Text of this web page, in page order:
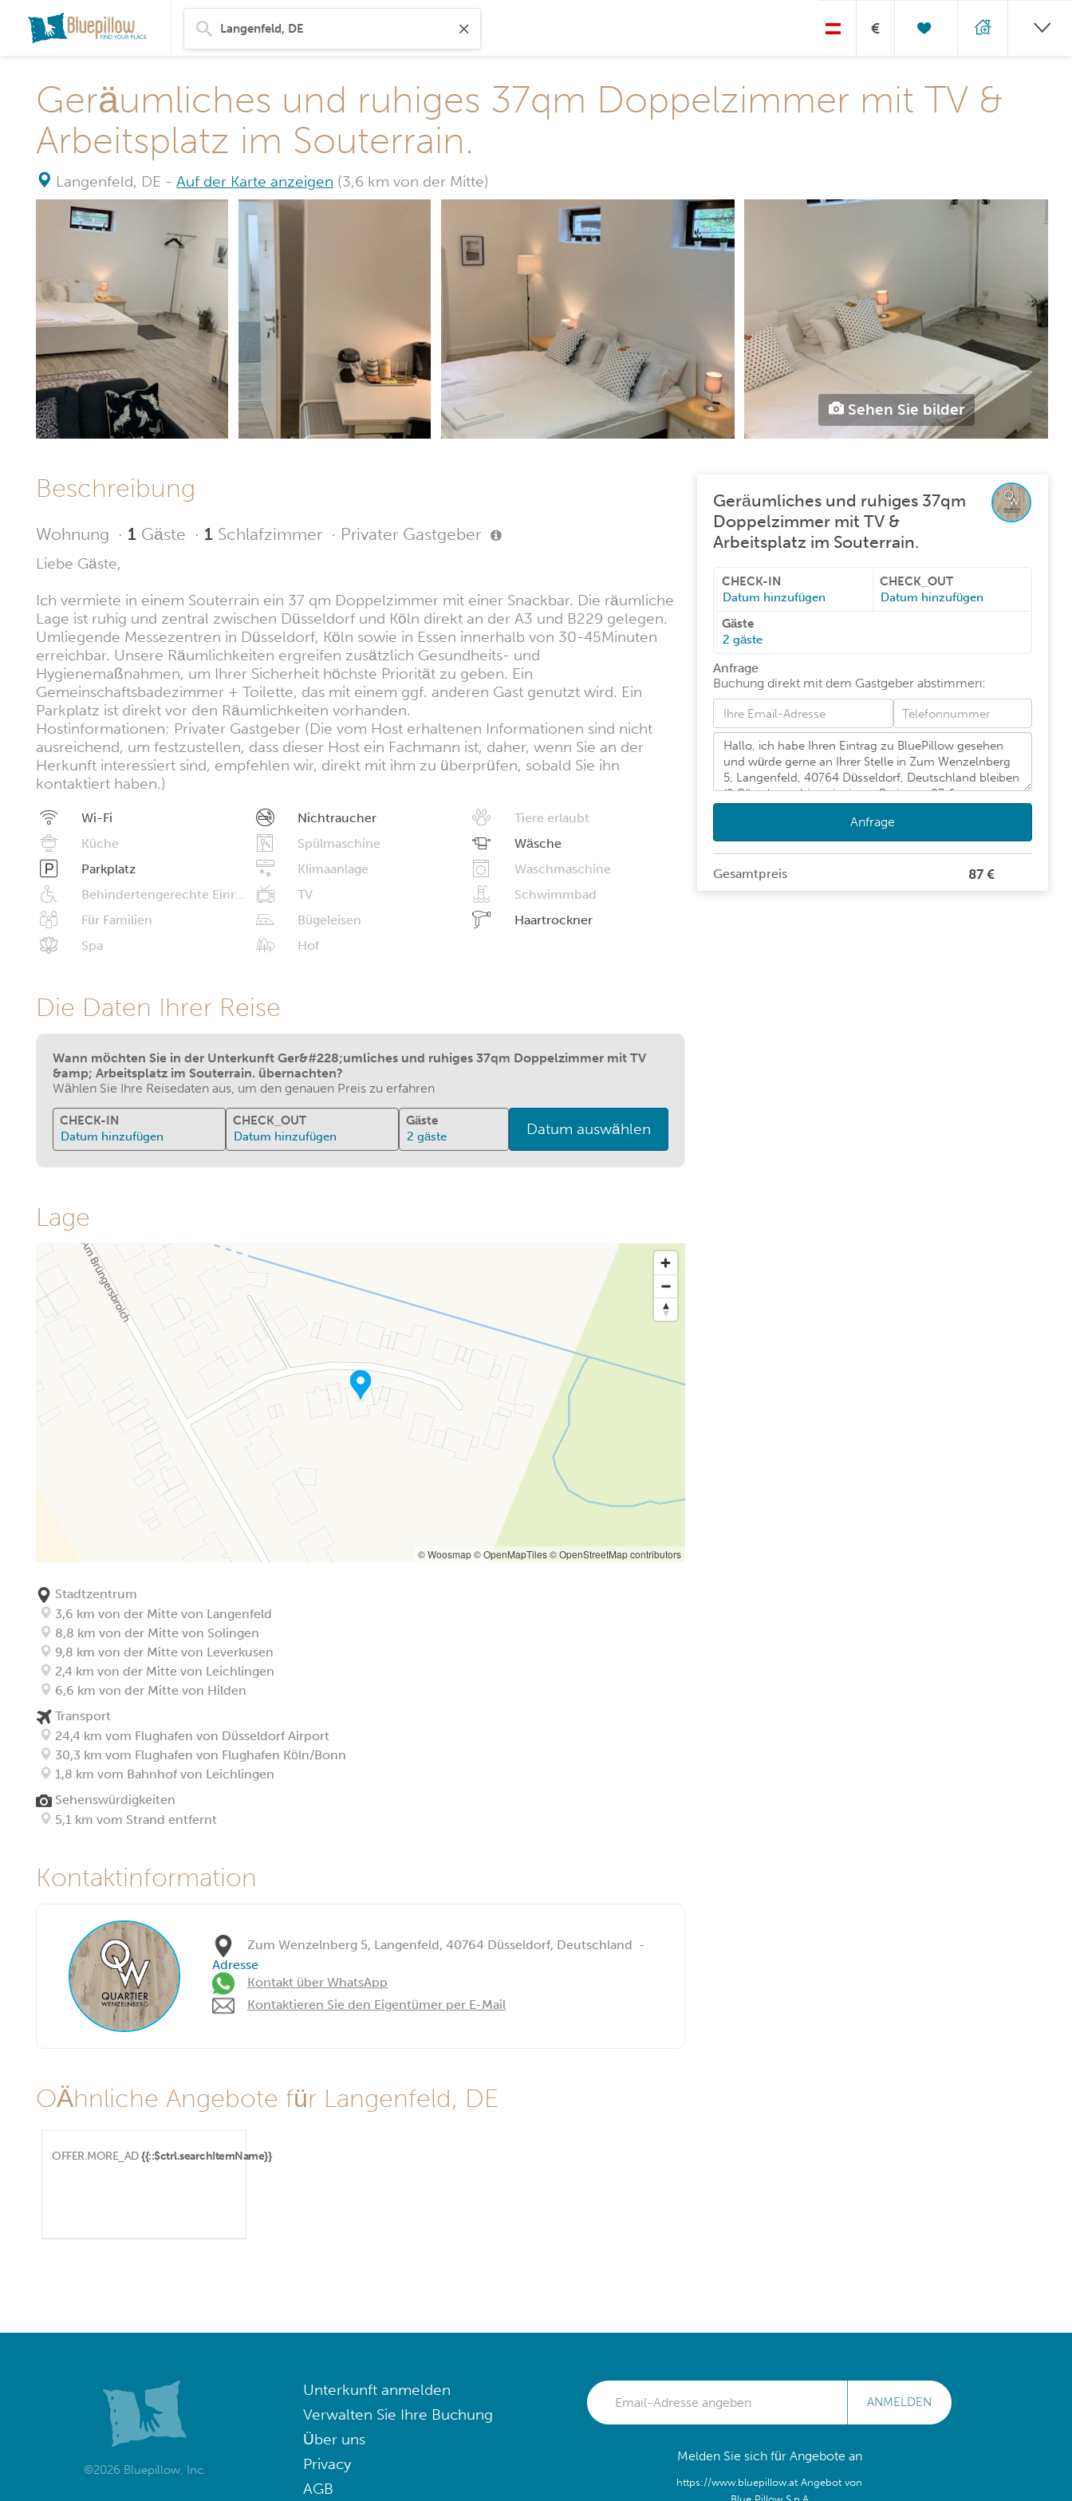
€
Geräumliches und ruhiges 37qm Doppelzimmer mit TV &
Arbeitsplatz im Souterrain.
Langenfeld, DE - Auf der Karte anzeigen (3,6 km von der Mitte)
Sehen Sie bilder
Beschreibung
Wohnung · 1 Gäste · 1 Schlafzimmer · Privater Gastgeber
Liebe Gäste,
Ich vermiete in einem Souterrain ein 37 qm Doppelzimmer mit einer Snackbar. Die räumliche
Lage ist ruhig und zentral zwischen Düsseldorf und Köln direkt an der A3 und B229 gelegen.
Umliegende Messezentren in Düsseldorf, Köln sowie in Essen innerhalb von 30-45Minuten
erreichbar. Unsere Räumlichkeiten ergreifen zusätzlich Gesundheits- und
Hygienemaßnahmen, um Ihrer Sicherheit höchste Priorität zu geben. Ein
Gemeinschaftsbadezimmer + Toilette, das mit einem ggf. anderen Gast genutzt wird. Ein
Parkplatz ist direkt vor den Räumlichkeiten vorhanden.
Hostinformationen: Privater Gastgeber (Die vom Host erhaltenen Informationen sind nicht
ausreichend, um festzustellen, dass dieser Host ein Fachmann ist, daher, wenn Sie an der
Herkunft interessiert sind, empfehlen wir, direkt mit ihm zu überprüfen, sobald Sie ihn
kontaktiert haben.)
Wi-Fi Nichtraucher
Tiere erlaubt
Küche
Spülmaschine
Wäsche
Parkplatz
Klimaanlage
Waschmaschine
Behindertengerechte Einrichtungen
TV
Schwimmbad
Für Familien
Bügeleisen
Haartrockner
Spa
Hof
Die Daten Ihrer Reise
Wann möchten Sie in der Unterkunft Ger&#228;umliches und ruhiges 37qm Doppelzimmer mit TV
&amp; Arbeitsplatz im Souterrain. übernachten?
Wählen Sie Ihre Reisedaten aus, um den genauen Preis zu erfahren
CHECK-IN
Datum hinzufügen
CHECK_OUT
Datum hinzufügen
Gäste
2 gäste Datum auswählen
Lage
© Woosmap© OpenMapTiles© OpenStreetMap contributors
Stadtzentrum
3,6 km von der Mitte von Langenfeld
8,8 km von der Mitte von Solingen
9,8 km von der Mitte von Leverkusen
2,4 km von der Mitte von Leichlingen
6,6 km von der Mitte von Hilden
Transport
24,4 km vom Flughafen von Düsseldorf Airport
30,3 km vom Flughafen von Flughafen Köln/Bonn
1,8 km vom Bahnhof von Leichlingen
Sehenswürdigkeiten
5,1 km vom Strand entfernt
Kontaktinformation
Zum Wenzelnberg 5, Langenfeld, 40764 Düsseldorf, Deutschland -
Adresse
Kontakt über WhatsApp
Kontaktieren Sie den Eigentümer per E-Mail
OÄhnliche Angebote für Langenfeld, DE
OFFER.MORE_AD {{::$ctrl.searchItemName}}
Geräumliches und ruhiges 37qm
Doppelzimmer mit TV &
Arbeitsplatz im Souterrain.
CHECK-IN
Datum hinzufügen
CHECK_OUT
Datum hinzufügen
Gäste
2 gäste
Anfrage
Buchung direkt mit dem Gastgeber abstimmen:
Anfrage
Gesamtpreis 87 €
©2026 Bluepillow, Inc.
Unterkunft anmelden
Verwalten Sie Ihre Buchung
Über uns
Privacy
AGB
ANMELDEN
Melden Sie sich für Angebote an
https://www.bluepillow.at Angebot von